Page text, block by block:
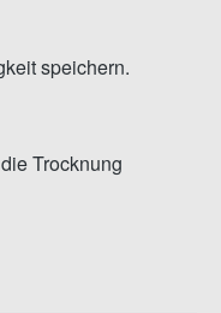
speichern.
Trocknung